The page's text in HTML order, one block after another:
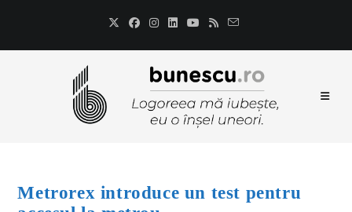
Metrorex introduce un test pentru